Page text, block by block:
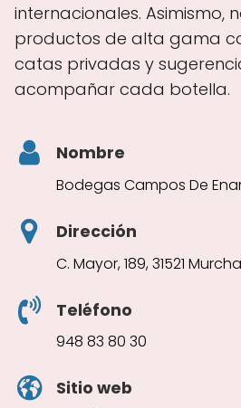
internacionales. Asimismo,
productos de alta gama
catas privadas y
acompañar cada botella.
Nombre
Bodegas Campos De
Dirección
C. Mayor, 189, 31521
Teléfono
948 83 80 30
Sitio web